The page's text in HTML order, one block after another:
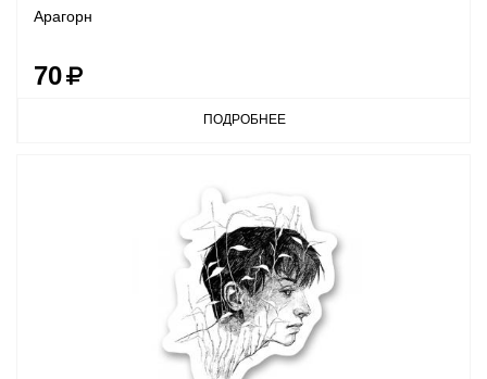
Арагорн
70
ПОДРОБНЕЕ